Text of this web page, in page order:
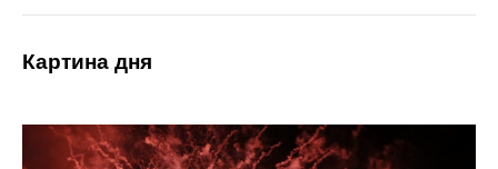
Картина дня